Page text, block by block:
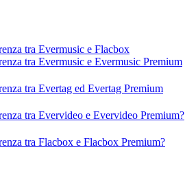
tra Evermusic e Flacbox
tra Evermusic e Evermusic Premium
tra Evertag ed Evertag Premium
tra Evervideo e Evervideo Premium?
tra Flacbox e Flacbox Premium?